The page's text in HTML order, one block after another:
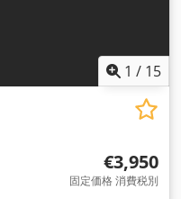
1 / 15
€3,950
固定価格 消費税別